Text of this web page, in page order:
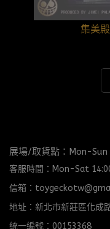
集美
展場/取貨點：Mon-
客服時間：Mon-Sat
信箱：
地址：新北市新莊區化成
統一編號：00153368